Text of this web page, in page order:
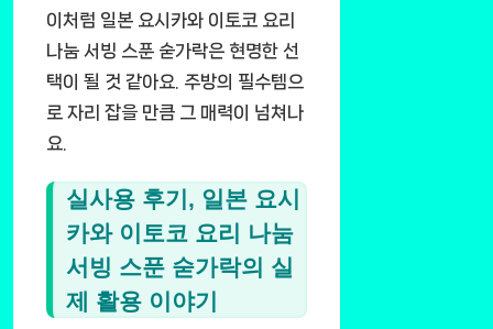
이처럼 일본 요시카와 이토코 요리
나눔 서빙 스푼 숟가락은 현명한 선
택이 될 것 같아요. 주방의 필수템으
로 자리 잡을 만큼 그 매력이 넘쳐나
요.
실사용 후기, 일본 요시
카와 이토코 요리 나눔
서빙 스푼 숟가락의 실
제 활용 이야기